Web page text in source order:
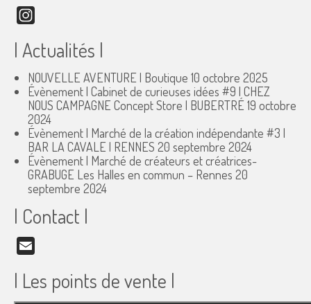
| Actualités |
NOUVELLE AVENTURE | Boutique 10 octobre 2025
Évènement | Cabinet de curieuses idées #9 | CHEZ
NOUS CAMPAGNE Concept Store | BUBERTRÉ 19 octobre
2024
Évènement | Marché de la création indépendante #3 |
BAR LA CAVALE | RENNES 20 septembre 2024
Évènement | Marché de créateurs et créatrices-
GRABUGE Les Halles en commun – Rennes 20
septembre 2024
| Contact |
| Les points de vente |